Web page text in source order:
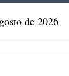
de 2026